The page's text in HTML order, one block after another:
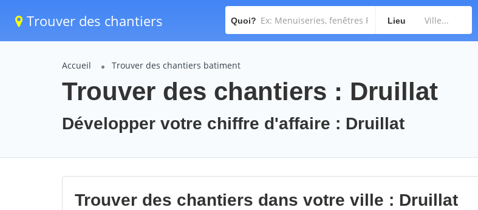
Trouver des chantiers Quoi? Lieu
Accueil Trouver des chantiers batiment
Trouver des chantiers : Druillat
Développer votre chiffre d'affaire : Druillat
Trouver des chantiers dans votre ville : Druillat